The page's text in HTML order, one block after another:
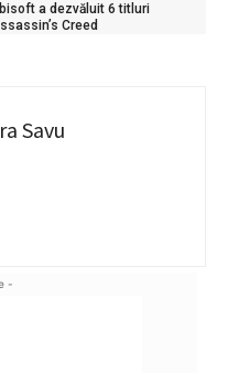
a dezvăluit 6 titluri
Creed
Savu
-